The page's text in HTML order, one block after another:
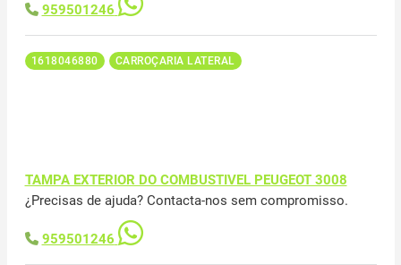
959501246
1618046880 CARROÇARIA LATERAL
TAMPA EXTERIOR DO COMBUSTIVEL PEUGEOT 3008
¿Precisas de ajuda? Contacta-nos sem compromisso.
959501246